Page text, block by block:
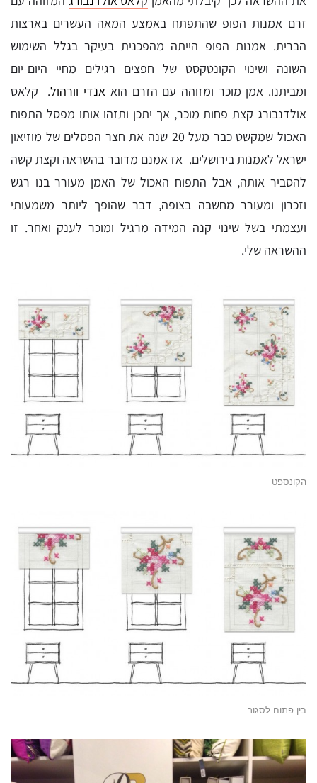
זרם אמנות הפופ שהתפתח באמצע המאה העשרים בארצות
הברית. אמנות הפופ הייתה מהפכנית בעיקר בגלל השימוש
השונה ושינוי הקונטקסט של חפצים רגילים מחיי היום-יום
ומביתנו. אמן מוכר ומזוהה עם הזרם הוא אנדי וורהול. קלאס
אולדנבורג קצת פחות מוכר, אך יתכן ותזהו אותו מפסל התפוח
האכול שמקשט כבר מעל 20 שנה את חצר הפסלים של מוזיאון
ישראל לאמנות בירושלים. אז אמנם מדובר בהשראה וקצת קשה
להסביר אותה, אבל התפוח האכול של האמן מעורר בנו רגש
וזכרון ומעורר מחשבה בצופה, דבר שהופך ליותר משמעותי
ועצמתי בשל שינוי קנה המידה מרגיל ומוכר לענק ואחר. זו
ההשראה שלי.
הקונספט
בין פתוח לסגור